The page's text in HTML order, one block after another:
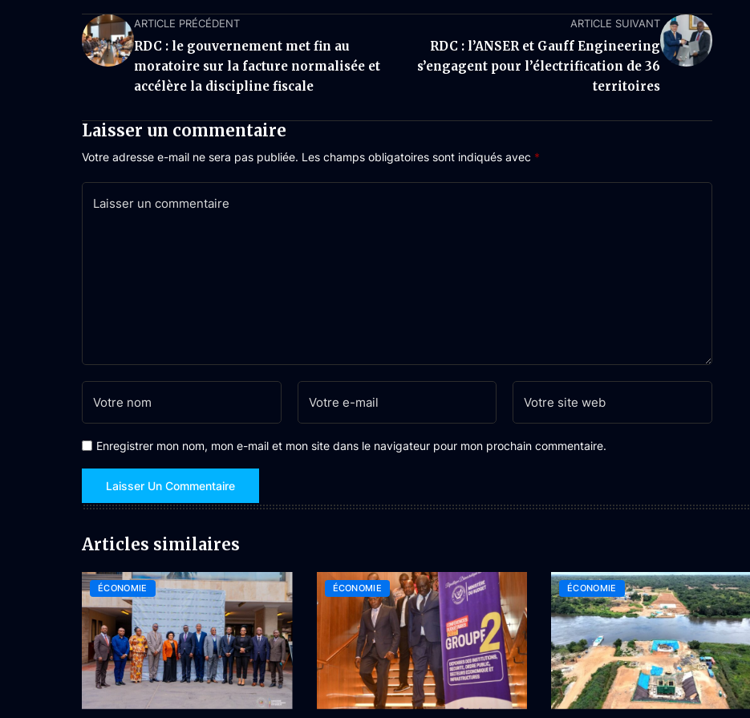
ARTICLE PRÉCÉDENT
RDC : le gouvernement met fin au
moratoire sur la facture normalisée et
accélère la discipline fiscale
ARTICLE SUIVANT
RDC : l’ANSER et Gauff Engineering
s’engagent pour l’électrification de 36
territoires
Laisser un commentaire
Votre adresse e-mail ne sera pas publiée. Les champs obligatoires sont indiqués avec *
Enregistrer mon nom, mon e-mail et mon site dans le navigateur pour mon prochain commentaire.
Articles similaires
ÉCONOMIE ÉCONOMIE ÉCONOMIE